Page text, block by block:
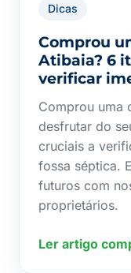
Dicas
Comprou
Atibaia? 6
verificar
Comprou uma
desfrutar do
cruciais a
fossa séptica.
futuros com
proprietários.
Ler artigo